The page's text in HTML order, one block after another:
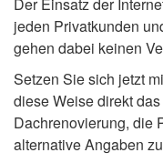
jeden Privatkunden
gehen dabei keinen
Setzen Sie sich jetzt
diese Weise direkt
Dachrenovierung, die
alternative Angaben